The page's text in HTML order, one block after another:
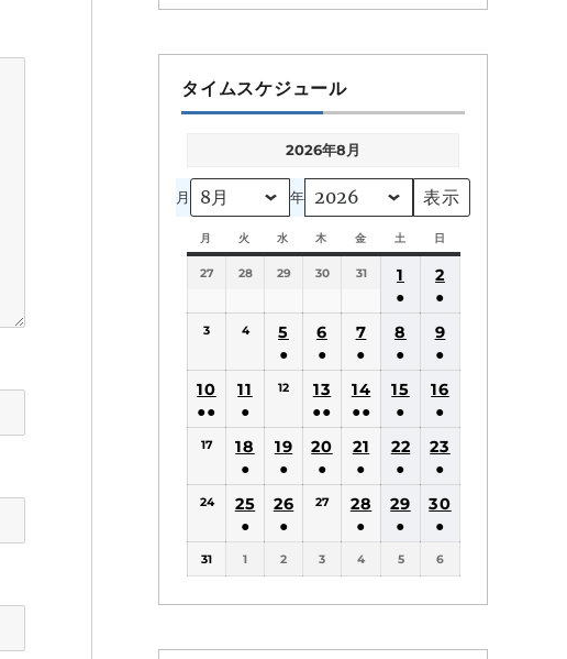
タイムスケジュール
2026年8月
月 年
月
曜
日
火
曜
日
水
曜
日
木
曜
日
金
曜
土
曜
日
曜
27 28 29 30 31
1
●
(1
件
の
イ
ベ
ン
ト)
2
●
(1
件
の
イ
ベ
ン
ト)
3 4
5
●
(1
の
イ
ベ
ン
ト)
6
●
(1
件
の
イ
ベ
ン
7
●
(1
件
の
イ
ベ
ン
ト)
8
●
(1
件
の
イ
ベ
ン
ト)
9
●
(1
件
の
イ
ベ
ン
ト)
10
●●
(2
の
イ
ン
11
●
(1
件
の
イ
ベ
ン
12
13
●●
(2
件
の
イ
ン
14
●●
(2
件
の
イ
ベ
ン
15
●
(1
件
の
イ
ベ
ン
16
●
(1
件
の
イ
ベ
ン
17
18
●
(1
件
イ
19
●
(1
件
イ
20
●
(1
イ
21
●
(1
件
イ
22
●
(1
件
イ
23
●
(1
件
イ
24
25
●
件
ベ
26
●
件
ベ
27
28
●
件
ベ
29
●
件
ベ
30
●
件
ベ
31 1 2 3 4 5 6